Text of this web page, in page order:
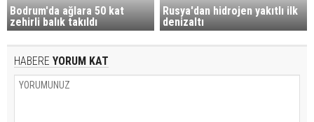
Bodrum'da ağlara 50 kat
zehirli balık takıldı
Rusya'dan hidrojen yakıtlı ilk
denizaltı
HABERE YORUM KAT